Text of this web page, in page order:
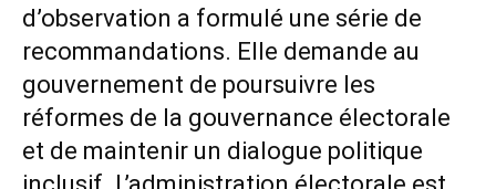
d’observation a formulé une série de
recommandations. Elle demande au
gouvernement de poursuivre les
réformes de la gouvernance électorale
et de maintenir un dialogue politique